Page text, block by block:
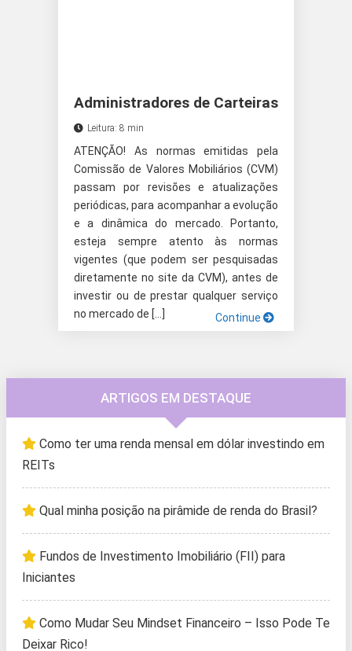
Administradores de Carteiras
Leitura: 8 min
ATENÇÃO! As normas emitidas pela
Comissão de Valores Mobiliários (CVM)
passam por revisões e atualizações
periódicas, para acompanhar a evolução
e a dinâmica do mercado. Portanto,
esteja sempre atento às normas
vigentes (que podem ser pesquisadas
diretamente no site da CVM), antes de
investir ou de prestar qualquer serviço
no mercado de […]
Continue
ARTIGOS EM DESTAQUE
Como ter uma renda mensal em dólar investindo em
REITs
Qual minha posição na pirâmide de renda do Brasil?
Fundos de Investimento Imobiliário (FII) para
Iniciantes
Como Mudar Seu Mindset Financeiro – Isso Pode Te
Deixar Rico!